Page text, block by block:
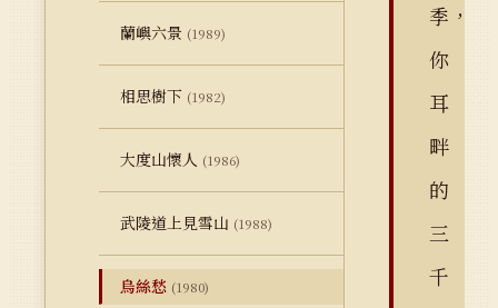
蘭嶼六景 (1989)
相思樹下 (1982)
大度山懷人 (1986)
武陵道上見雪山 (1988)
烏絲愁 (1980)
季，
你
耳
畔
的
三
千